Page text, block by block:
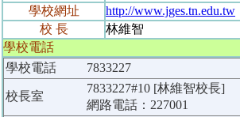
學校網址
http://www.jges.tn.edu.tw
校 長
林維智
學校電話
學校電話
7833227
校長室
7833227#10 [林維智校長]
網路電話：227001